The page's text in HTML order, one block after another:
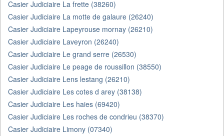
Casier Judiciaire La frette (38260)
Casier Judiciaire La motte de galaure (26240)
Casier Judiciaire Lapeyrouse mornay (26210)
Casier Judiciaire Laveyron (26240)
Casier Judiciaire Le grand serre (26530)
Casier Judiciaire Le peage de roussillon (38550)
Casier Judiciaire Lens lestang (26210)
Casier Judiciaire Les cotes d arey (38138)
Casier Judiciaire Les haies (69420)
Casier Judiciaire Les roches de condrieu (38370)
Casier Judiciaire Limony (07340)